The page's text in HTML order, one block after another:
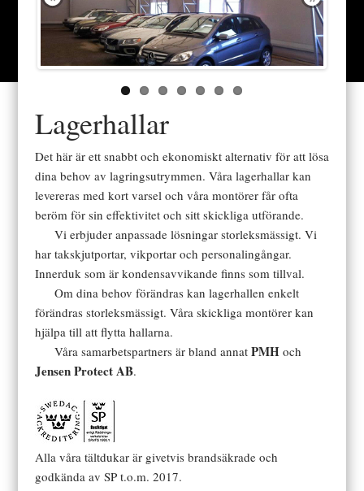
Lagerhallar
Det här är ett snabbt och ekonomiskt alternativ för att lösa
dina behov av lagringsutrymmen. Våra lagerhallar kan
levereras med kort varsel och våra montörer får ofta
beröm för sin effektivitet och sitt skickliga utförande.
Vi erbjuder anpassade lösningar storleksmässigt. Vi
har takskjutportar, vikportar och personalingångar.
Innerduk som är kondensavvikande finns som tillval.
Om dina behov förändras kan lagerhallen enkelt
förändras storleksmässigt. Våra skickliga montörer kan
hjälpa till att flytta hallarna.
Våra samarbetspartners är bland annat PMHoch
Jensen Protect AB.
Alla våra tältdukar är givetvis brandsäkrade och
godkända av SP t.o.m. 2017.